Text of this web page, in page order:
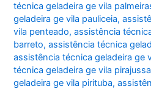
técnica geladeira ge vila
geladeira ge vila pauliceia,
vila penteado,assistência
barreto,assistência técnica
assistência técnica geladeira ge
técnica geladeira ge vila
geladeira ge vila pirituba,